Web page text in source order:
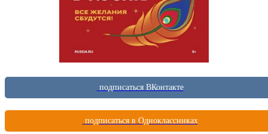
подписаться ВКонтакте
подписаться в Одноклассниках